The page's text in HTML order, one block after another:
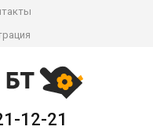
12-21